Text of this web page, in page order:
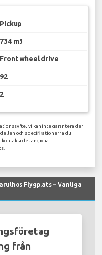
Pickup
734 m3
Front wheel drive
92
2
vi kan inte garantera den
och specifikationerna du
det angivna
Flygplats – Vanliga
från